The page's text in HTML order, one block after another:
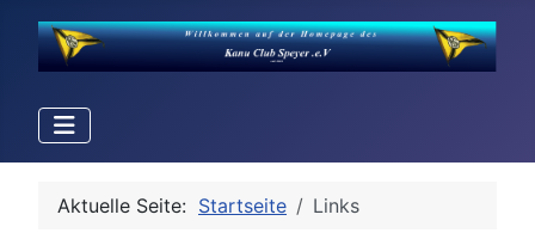
Aktuelle Seite: Startseite Links